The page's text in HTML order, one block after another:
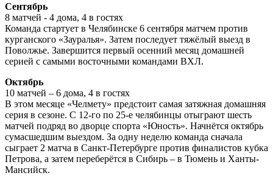
Сентябрь
8 матчей - 4 дома, 4 в гостях
Команда стартует в Челябинске 6 сентября матчем против
курганского «Зауралья». Затем последует тяжёлый выезд в
Поволжье. Завершится первый осенний месяц домашней
серией с самыми восточными командами ВХЛ.
Октябрь
10 матчей – 6 дома, 4 в гостях
В этом месяце «Челмету» предстоит самая затяжная домашняя
серия в сезоне. С 12-го по 25-е челябинцы отыграют шесть
матчей подряд во дворце спорта «Юность». Начнётся октябрь
сумасшедшим выездом. За одну неделю команда сначала
сыграет 2 матча в Санкт-Петербурге против финалистов кубка
Петрова, а затем переберётся в Сибирь – в Тюмень и Ханты-
Мансийск.